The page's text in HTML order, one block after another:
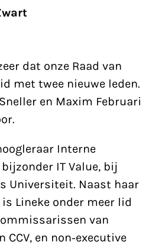
dat onze Raad van
met twee nieuwe leden.
en Maxim Februari
Interne
IT Value, bij
Universiteit. Naast haar
is Lineke onder meer lid
van
CCV, en non-executive